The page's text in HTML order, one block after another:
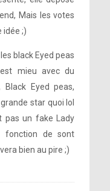
Mais les votes
idée ;)
black Eyed peas
mieu avec du
Black Eyed peas,
star quoi lol
pas un fake Lady
fonction de sont
bien au pire ;)